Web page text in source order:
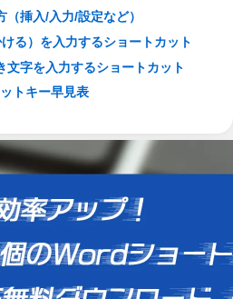
挿入/入力/設定など）
る）を入力するショートカット
文字を入力するショートカット
トキー早見表